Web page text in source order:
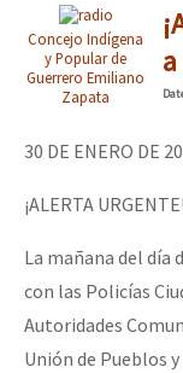
Concejo Indígena
y Popular de
Guerrero Emiliano
Zapata
30 DE ENERO DE
¡ALERTA URGENTE!
La mañana del día
con las Policías
Autoridades
Unión de Pueblos